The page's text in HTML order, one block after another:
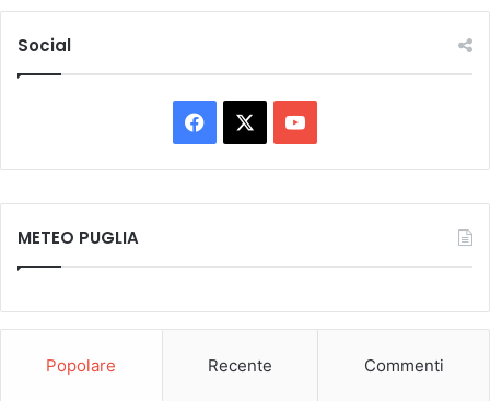
Social
Facebook You
Tube
METEO PUGLIA
Popolare Recente Commenti